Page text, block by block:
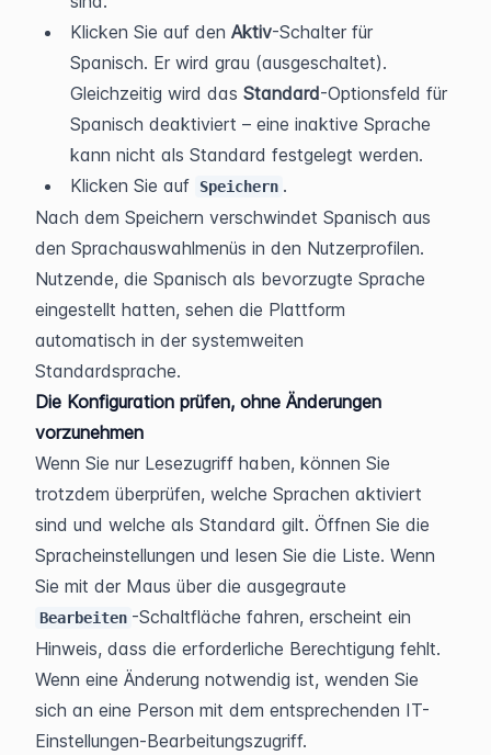
Klicken Sie auf den Aktiv-Schalter für
Spanisch. Er wird grau (ausgeschaltet).
Gleichzeitig wird das Standard-Optionsfeld für
Spanisch deaktiviert – eine inaktive Sprache
kann nicht als Standard festgelegt werden.
Klicken Sie auf
Speichern .
Nach dem Speichern verschwindet Spanisch aus
den Sprachauswahlmenüs in den Nutzerprofilen.
Nutzende, die Spanisch als bevorzugte Sprache
eingestellt hatten, sehen die Plattform
automatisch in der systemweiten
Standardsprache.
Die Konfiguration prüfen, ohne Änderungen
vorzunehmen
Wenn Sie nur Lesezugriff haben, können Sie
trotzdem überprüfen, welche Sprachen aktiviert
sind und welche als Standard gilt. Öffnen Sie die
Spracheinstellungen und lesen Sie die Liste. Wenn
Bearbeiten -Schaltfläche fahren, erscheint ein
Hinweis, dass die erforderliche Berechtigung fehlt.
Wenn eine Änderung notwendig ist, wenden Sie
sich an eine Person mit dem entsprechenden IT-
Einstellungen-Bearbeitungszugriff.